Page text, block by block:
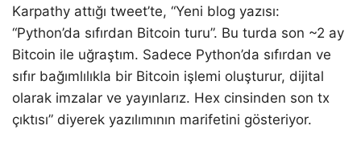
Karpathy attığı tweet’te, “Yeni blog yazısı:
“Python’da sıfırdan Bitcoin turu”. Bu turda son ~2 ay
Bitcoin ile uğraştım. Sadece Python’da sıfırdan ve
sıfır bağımlılıkla bir Bitcoin işlemi oluşturur, dijital
olarak imzalar ve yayınlarız. Hex cinsinden son tx
çıktısı” diyerek yazılımının marifetini gösteriyor.